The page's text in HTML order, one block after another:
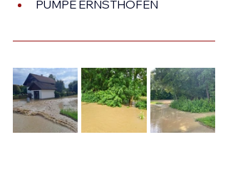
PUMPE ERNSTHOFEN